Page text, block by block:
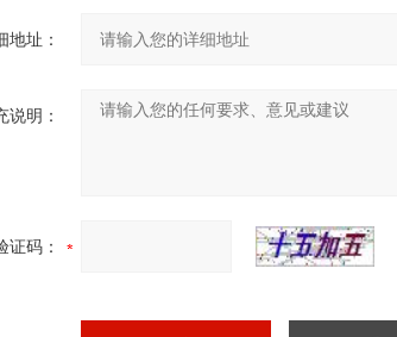
地址：
说明：
证码：